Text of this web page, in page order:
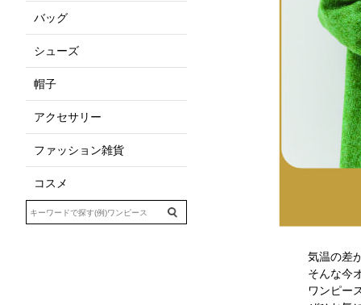
バッグ
シューズ
帽子
アクセサリー
ファッション雑貨
コスメ
気温の差
そんな今
ワンピー